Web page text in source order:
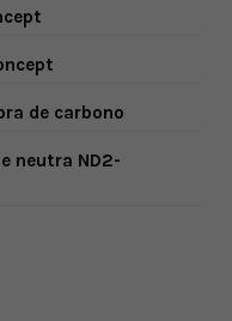
de carbono
neutra ND2-